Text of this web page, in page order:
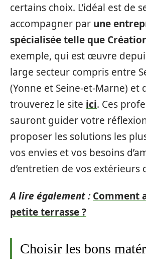
certains choix. L’idéal est de
accompagner par une
spécialisée telle que
exemple, qui est œuvre
large secteur compris entre
(Yonne et Seine-et-Marne) et
trouverez le site ici. Ces
sauront guider votre
proposer les solutions les
vos envies et vos besoins
d’entretien de vos extérieurs
A lire également : Comment
petite terrasse ?
Choisir les bons